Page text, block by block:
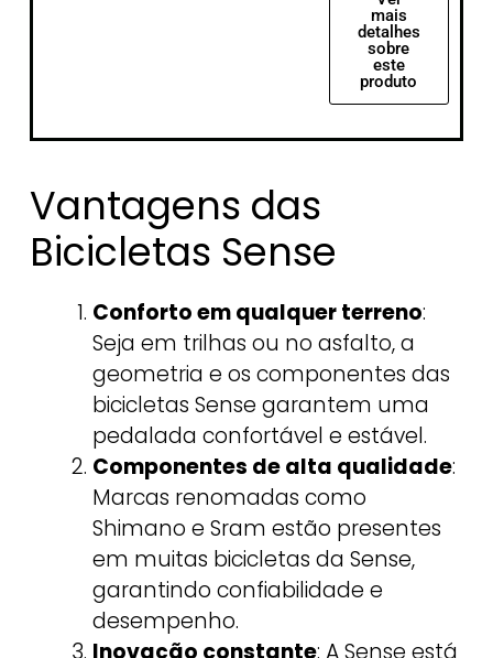
mais
detalhes
sobre
este
produto
Vantagens das
Bicicletas Sense
Conforto em qualquer terreno:
Seja em trilhas ou no asfalto, a
geometria e os componentes das
bicicletas Sense garantem uma
pedalada confortável e estável.
Componentes de alta qualidade:
Marcas renomadas como
Shimano e Sram estão presentes
em muitas bicicletas da Sense,
garantindo confiabilidade e
desempenho.
Inovação constante: A Sense está